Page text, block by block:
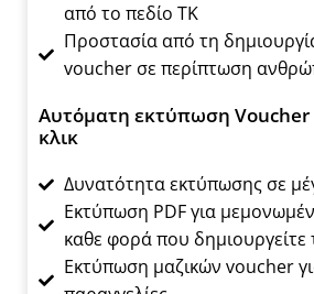
από το πεδίο ΤΚ
Προστασία από τη
voucher σε περίπτωση
Αυτόματη εκτύπωση Voucher
κλικ
Δυνατότητα εκτύπωσης σε
Εκτύπωση PDF για
καθε φορά που
Εκτύπωση μαζικών voucher